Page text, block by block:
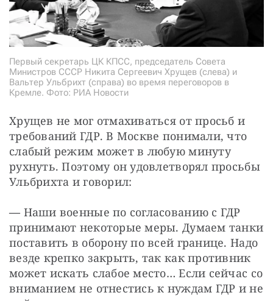
Первый секретарь ЦК КПСС, председатель Совета
Министров СССР Никита Сергеевич Хрущев (слева) и
Вальтер Ульбрихт (справа) во время переговоров в
Кремле. Фото: РИА Новости
Хрущев не мог отмахиваться от просьб и
требований ГДР. В Москве понимали, что
слабый режим может в любую минуту
рухнуть. Поэтому он удовлетворял просьбы
Ульбрихта и говорил:
— Наши военные по согласованию с ГДР
принимают некоторые меры. Думаем танки
поставить в оборону по всей границе. Надо
везде крепко закрыть, так как противник
может искать слабое место… Если сейчас со
вниманием не отнестись к нуждам ГДР и не